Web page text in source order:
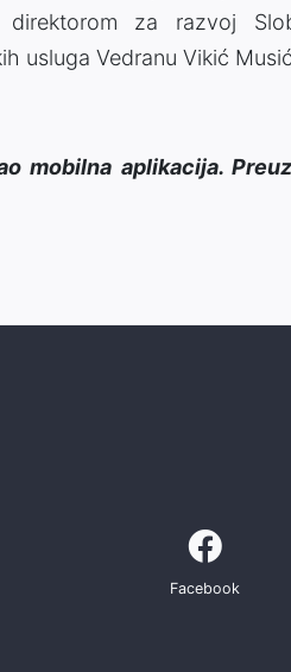
za razvoj
usluga Vedranu Vikić
mobilna aplikacija.
Facebook